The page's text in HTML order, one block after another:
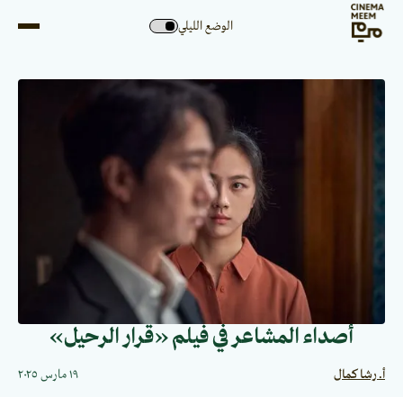
الوضع الليلي
أصداء المشاعر في فيلم «قرار الرحيل»
أ. رشا كمال ١٩ مارس ٢٠٢٥